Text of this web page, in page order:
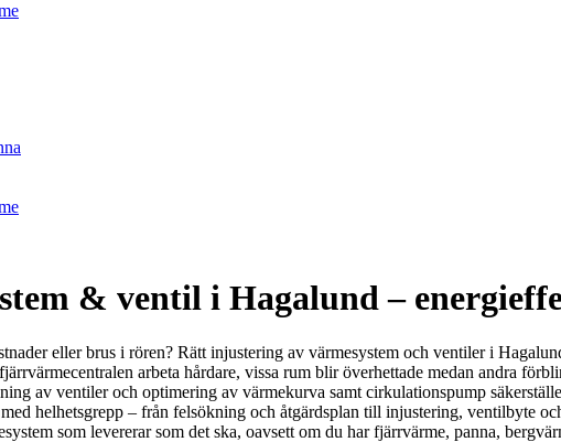
& ventil i Hagalund –
eller brus i rören? Rätt injustering av värmesystem och ventiler i
arbeta hårdare, vissa rum blir överhettade medan andra
av ventiler och optimering av värmekurva samt cirkulationspump
helhetsgrepp – från felsökning och åtgärdsplan till injustering,
som levererar som det ska, oavsett om du har fjärrvärme, panna,